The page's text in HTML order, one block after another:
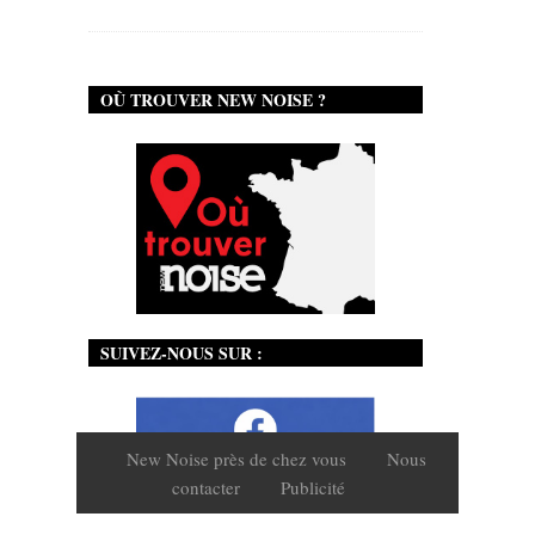
OÙ TROUVER NEW NOISE ?
SUIVEZ-NOUS SUR :
New Noise près de chez vous
Nous
contacter
Publicité